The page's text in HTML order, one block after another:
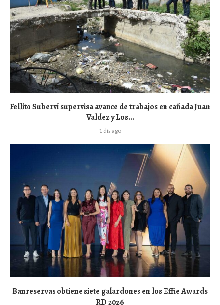
Fellito Suberví supervisa avance de trabajos en cañada Juan
Valdez y Los...
1 día ago
Banreservas obtiene siete galardones en los Effie Awards
RD 2026